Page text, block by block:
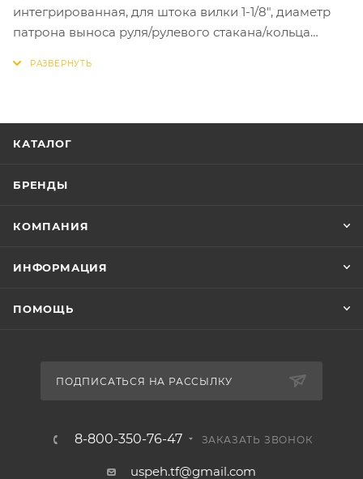
интегрированная, для штока вилки 1-1/8", диаметр
патрона выноса руля/рулевого стакана/кольца
повышает надёжность фиксации.
(защищает от повреждений).
Общая высота: 9,4 мм.
Вес с якорем: около 95 г.
КАТАЛОГ
БРЕНДЫ
КОМПАНИЯ
ИНФОРМАЦИЯ
ПОМОЩЬ
ПОДПИСАТЬСЯ НА РАССЫЛКУ
8-800-350-76-47 ЗАКАЗАТЬ ЗВОНОК
uspeh.tf@gmail.com